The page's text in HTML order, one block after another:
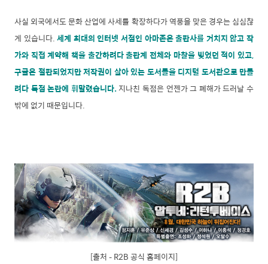
사실 외국에서도 문화 산업에 사세를 확장하다가 역풍을 맞은 경우는 심심찮
게 있습니다.세계 최대의 인터넷 서점인 아마존은 출판사를 거치지 않고 작
가와 직접 계약해 책을 출간하려다 출판계 전체와 마찰을 빚었던 적이 있고,
구글은 절판되었지만 저작권이 살아 있는 도서들을 디지털 도서관으로 만들
려다 독점 논란에 휘말렸습니다.지나친 독점은 언젠가 그 폐해가 드러날 수
밖에 없기 때문입니다.
[출처 – R2B 공식 홈페이지]